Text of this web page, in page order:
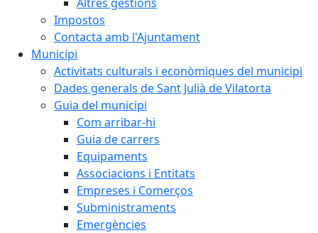
Impostos
Contacta amb l'Ajuntament
Municipi
Activitats culturals i econòmiques del municipi
Dades generals de Sant Julià de Vilatorta
Guia del municipi
Com arribar-hi
Guia de carrers
Equipaments
Associacions i Entitats
Empreses i Comerços
Subministraments
Emergències